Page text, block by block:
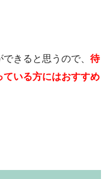
きると思うので、 待
いる方にはおすすめ